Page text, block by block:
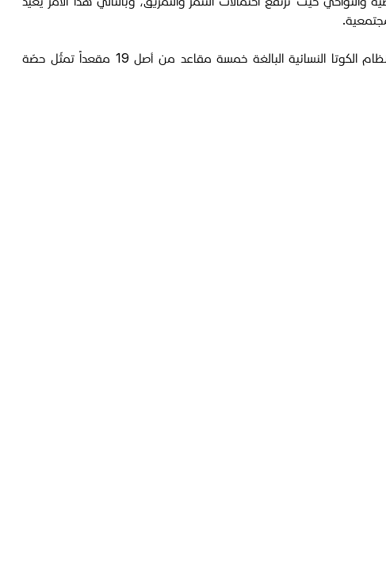
ويشهد السباق الانتخابي في محافظة ذي قار تنافساً محتدماً بين 153 امرأة مرشحة يسعين للفوز بالمقاعد المخصّصة للنساء ضمن نظام الكوتا النسائية البالغة خمسة مقاعد من أصل 19 مقعداً تمثّل حصّة